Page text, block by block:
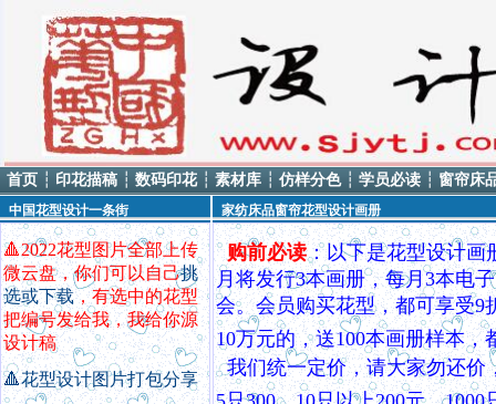
首页 ┆ 印花描稿 ┆ 数码印花 ┆ 素材库 ┆ 仿样分色 ┆ 学员必读 ┆ 窗帘床
中国花型设计一条街
🔺2022花型图片全部上传
微云盘，你们可以自己挑
选或下载，有选中的花型
把编号发给我，我给你源
设计稿
🔺花型设计图片打包分享
家纺床品窗帘花型设计画册
购前必读：以下是花型设计画
月将发行3本画册，每月3本电子
会。会员购买花型，都可享受9
10万元的，送100本画册样本，
我们统一定价，请大家勿还价